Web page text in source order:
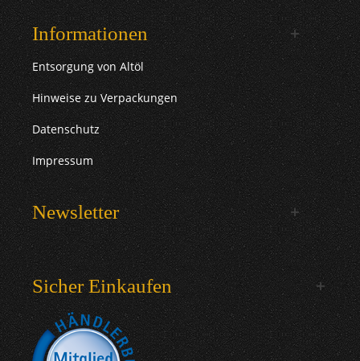
Informationen
Entsorgung von Altöl
Hinweise zu Verpackungen
Datenschutz
Impressum
Newsletter
Sicher Einkaufen